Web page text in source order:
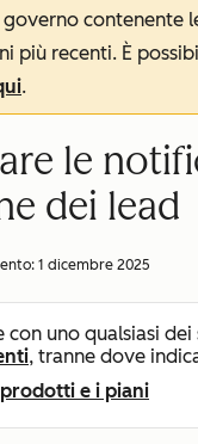
contenente
più recenti. È
.
le
dei lead
1 dicembre 2025
con uno qualsiasi dei
, tranne dove
e i piani